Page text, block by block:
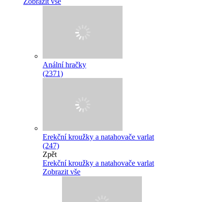
Anální hračky
(2371)
Erekční kroužky a natahovače varlat
(247)
Zpět
Erekční kroužky a natahovače varlat
Zobrazit vše